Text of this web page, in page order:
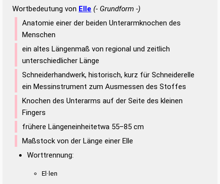
Wortbedeutung von Elle (- Grundform -)
Anatomie einer der beiden Unterarmknochen des
Menschen
ein altes Längenmaß von regional und zeitlich
unterschiedlicher Länge
Schneiderhandwerk, historisch, kurz für Schneiderelle
ein Messinstrument zum Ausmessen des Stoffes
Knochen des Unterarms auf der Seite des kleinen
Fingers
frühere Längeneinheitetwa 55–85 cm
Maßstock von der Länge einer Elle
Worttrennung:
El·len